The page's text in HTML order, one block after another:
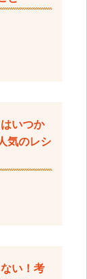
いつか
気のレシ
い！考